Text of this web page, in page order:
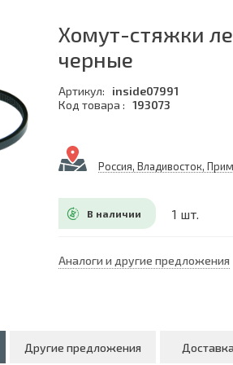
Хомут-стяжки
черные
Артикул:
inside07991
Код товара : 193073
Россия, Владивосток,
В наличии 1 шт.
Аналоги и другие предложения
Другие предложения